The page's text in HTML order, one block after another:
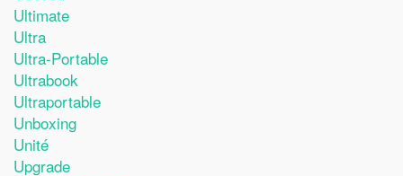
Ultimate
Ultra
Ultra-Portable
Ultrabook
Ultraportable
Unboxing
Unité
Upgrade